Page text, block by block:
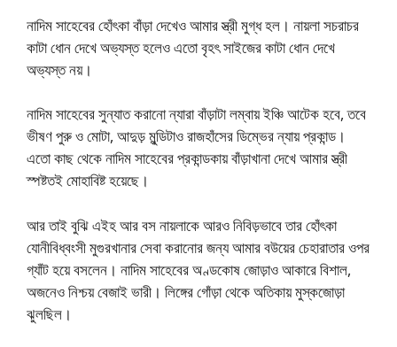
নাদিম সাহেবের হোঁৎকা বাঁড়া দেখেও আমার স্ত্রী মুগ্ধ হল। নায়লা সচরাচর
কাটা ধোন দেখে অভ্যস্ত হলেও এতো বৃহৎ সাইজের কাটা ধোন দেখে
অভ্যস্ত নয়।
নাদিম সাহেবের সুন্যাত করানো ন্যারা বাঁড়াটা লম্বায় ইঞ্চি আটেক হবে, তবে
ভীষণ পুরু ও মোটা, আদুড় মুন্ডিটাও রাজহাঁসের ডিম্ভের ন্যায় প্রকান্ড।
এতো কাছ থেকে নাদিম সাহেবের প্রকান্ডকায় বাঁড়াখানা দেখে আমার স্ত্রী
স্পষ্টতই মোহাবিষ্ট হয়েছে।
আর তাই বুঝি এইহ আর বস নায়লাকে আরও নিবিড়ভাবে তার হোঁৎকা
যোনীবিধ্বংসী মুগুরখানার সেবা করানোর জন্য আমার বউয়ের চেহারাতার ওপর
গ্যাঁট হয়ে বসলেন। নাদিম সাহেবের অণ্ডকোষ জোড়াও আকারে বিশাল,
অজনেও নিশ্চয় বেজাই ভারী। লিঙ্গের গোঁড়া থেকে অতিকায় মুস্কজোড়া
ঝুলছিল।